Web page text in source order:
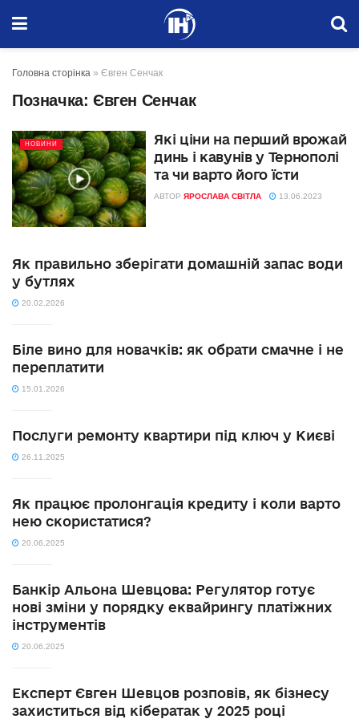
Головна сторінка » Євген Сенчак
Позначка: Євген Сенчак
НОВИНИ
Які ціни на перший врожай
динь і кавунів у Тернополі
та чи варто його їсти
АВТОР ЯРОСЛАВА СВІТЛА 13.06.2023
Як правильно зберігати домашній запас води
у бутлях
20.02.2026
Біле вино для новачків: як обрати смачне і не
переплатити
15.01.2026
Послуги ремонту квартири під ключ у Києві
26.11.2025
Як працює пролонгація кредиту і коли варто
нею скористатися?
20.06.2025
Банкір Альона Шевцова: Регулятор готує
нові зміни у порядку еквайрингу платіжних
інструментів
20.06.2025
Експерт Євген Шевцов розповів, як бізнесу
захиститься від кібератак у 2025 році